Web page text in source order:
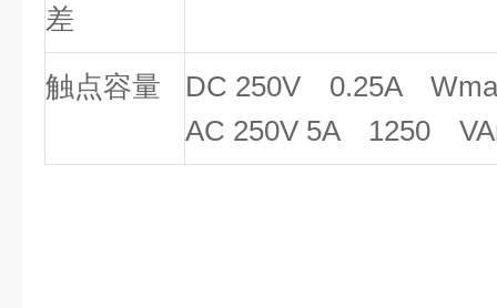
差
触点容量
DC 250V 0.25A
AC 250V 5A 1250